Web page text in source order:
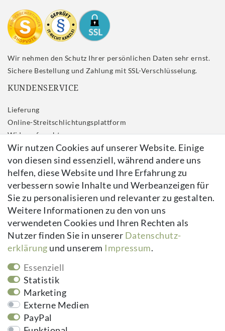
Wir nehmen den Schutz Ihrer persönlichen Daten sehr ernst.
Sichere Bestellung und Zahlung mit SSL-Verschlüsselung.
KUNDENSERVICE
Lieferung
Online-Streitschlichtungsplattform
Widerrufs­recht
Impressum
Daten­schutz­erklärung
AGB
Kontakt
Vertrag widerrufen
Newsletter
E-MAIL **
Newsletter
Hiermit bestätige ich, dass ich die
Meine Einwilligung kann ich jederzeit widerrufen.**
Wir nutzen Cookies auf unserer Website. Einige
von diesen sind essenziell, während andere uns
helfen, diese Website und Ihre Erfahrung zu
verbessern sowie Inhalte und Werbeanzeigen für
Sie zu personalisieren und relevanter zu gestalten.
Weitere Informationen zu den von uns
verwendeten Cookies und Ihren Rechten als
Nutzer finden Sie in unserer Daten­schutz­
erklärung und unserem Impressum.
Essenziell
Statistik
Marketing
Externe Medien
PayPal